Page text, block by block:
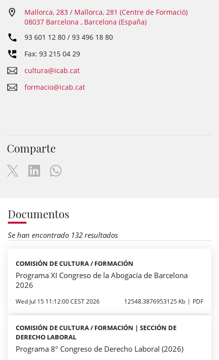
Mallorca, 283 / Mallorca, 281 (Centre de Formació)
08037 Barcelona , Barcelona (España)
93 601 12 80 / 93 496 18 80
Fax: 93 215 04 29
cultura@icab.cat
formacio@icab.cat
Comparte
Documentos
Se han encontrado 132 resultados
COMISIÓN DE CULTURA / FORMACIÓN
Programa XI Congreso de la Abogacía de Barcelona
2026
Wed Jul 15 11:12:00 CEST 2026 12548.3876953125 Kb PDF
COMISIÓN DE CULTURA / FORMACIÓN | SECCIÓN DE
DERECHO LABORAL
Programa 8º Congreso de Derecho Laboral (2026)